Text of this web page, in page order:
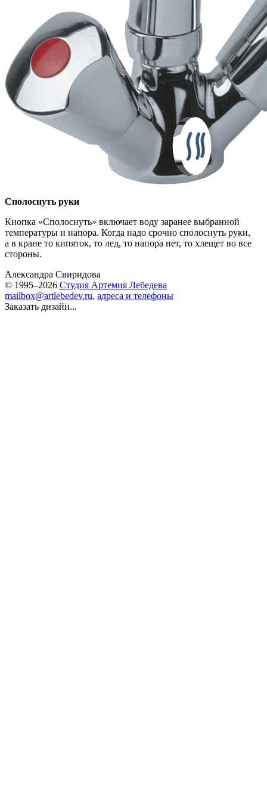
Сполоснуть руки
Кнопка «Сполоснуть» включает воду заранее выбранной
температуры и напора. Когда надо срочно сполоснуть руки,
а в кране то кипяток, то лед, то напора нет, то хлещет во все
стороны.
Александра Свиридова
© 1995–2026 Студия Артемия Лебедева
mailbox@artlebedev.ru, адреса и телефоны
Заказать дизайн...